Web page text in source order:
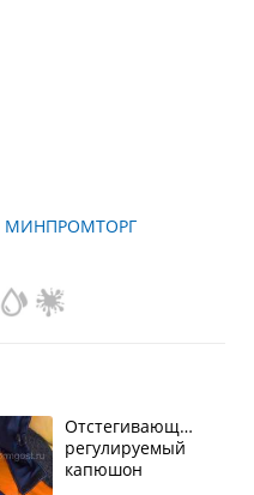
МИНПРОМТОРГ
Отстегивающийся
регулируемый
капюшон